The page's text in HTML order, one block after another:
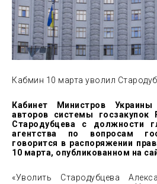
Кабмин 10 марта уволил
Кабинет Министров
авторов системы госзакупок
Стародубцева с должности
агентства по вопросам
говорится в распоряжении
10 марта, опубликованном на
«Уволить Стародубцева